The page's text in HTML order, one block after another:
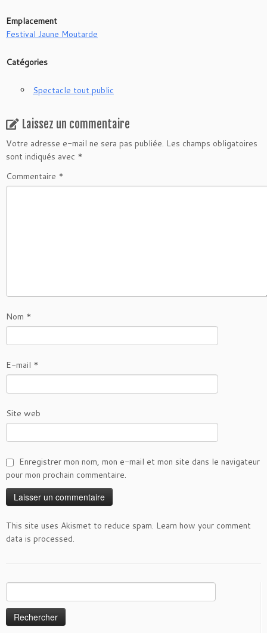
Emplacement
Festival Jaune Moutarde
Catégories
Spectacle tout public
Laissez un commentaire
Votre adresse e-mail ne sera pas publiée. Les champs obligatoires
sont indiqués avec *
Commentaire *
Nom *
E-mail *
Site web
Enregistrer mon nom, mon e-mail et mon site dans le navigateur
pour mon prochain commentaire.
This site uses Akismet to reduce spam. Learn how your comment
data is processed.